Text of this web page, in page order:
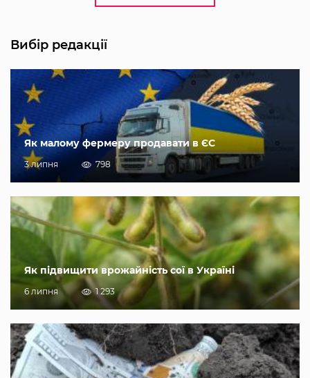
Вибір редакції
Як малому фермеру продавати в ЄС
3 липня 798
Як підвищити врожайність сої в Україні
6 липня 1 293